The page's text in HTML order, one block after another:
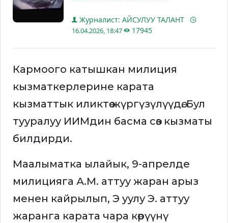
Журналист: АЙСУЛУУ ТАЛАНТ
16.04.2026, 18:47 17945
Кармоого катышкан милиция
кызматкерлерине карата
кызматтык иликтөө жүргүзүлүүдө. Бул
тууралуу ИИМдин басма сөз кызматы
билдирди.
Маалыматка ылайык, 9-апрелде
милицияга А.М. аттуу жаран арыз
менен кайрылып, Э уулу Э. аттуу
жаранга карата чара көрүүнү